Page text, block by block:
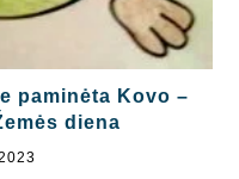
paminėta Kovo –
diena